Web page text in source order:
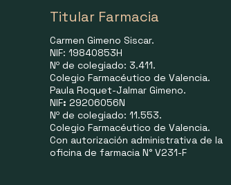
Titular Farmacia
Carmen Gimeno Siscar.
NIF: 19840853H
Nº de colegiado: 3.411.
Colegio Farmacéutico de Valencia.
Paula Roquet-Jalmar Gimeno.
NIF: 29206056N
Nº de colegiado: 11.553.
Colegio Farmacéutico de Valencia.
Con autorización administrativa de la
oficina de farmacia N° V231-F